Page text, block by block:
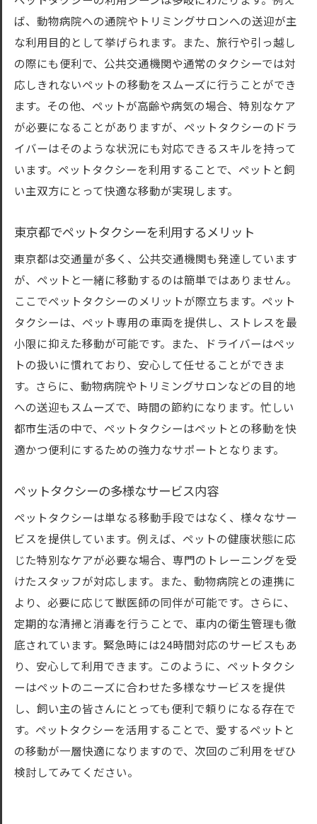
予約時に気をつけるべきポイント
スムーズな手配のための準備
予約時に伝えるべき情報と質問
突然の利用にも対応できるペットタクシー
ペットタクシー利用時の注意点東京都のペット
オーナー必見
ペットタクシー利用前に確認すべき事項
ペットの健康状態を事前にチェック
利用規約や約束事をしっかり確認
ペットタクシー利用後のフォローアップ
東京都のペットタクシーを利用して安心・安全
なペットとの移動を実現
安心して任せられるペットタクシーの選び
方
安全第一のペットタクシーサービスとは
ペットの健康維持とストレス軽減の重要性
ペットと楽しいお出かけをサポート
ば、動物病院への通院やトリミングサロンへの送迎が主
な利用目的として挙げられます。また、旅行や引っ越し
の際にも便利で、公共交通機関や通常のタクシーでは対
応しきれないペットの移動をスムーズに行うことができ
ます。その他、ペットが高齢や病気の場合、特別なケア
が必要になることがありますが、ペットタクシーのドラ
イバーはそのような状況にも対応できるスキルを持って
います。ペットタクシーを利用することで、ペットと飼
い主双方にとって快適な移動が実現します。
東京都でペットタクシーを利用するメリット
東京都は交通量が多く、公共交通機関も発達しています
が、ペットと一緒に移動するのは簡単ではありません。
ここでペットタクシーのメリットが際立ちます。ペット
タクシーは、ペット専用の車両を提供し、ストレスを最
小限に抑えた移動が可能です。また、ドライバーはペッ
トの扱いに慣れており、安心して任せることができま
す。さらに、動物病院やトリミングサロンなどの目的地
への送迎もスムーズで、時間の節約になります。忙しい
都市生活の中で、ペットタクシーはペットとの移動を快
適かつ便利にするための強力なサポートとなります。
ペットタクシーの多様なサービス内容
ペットタクシーは単なる移動手段ではなく、様々なサー
ビスを提供しています。例えば、ペットの健康状態に応
じた特別なケアが必要な場合、専門のトレーニングを受
けたスタッフが対応します。また、動物病院との連携に
より、必要に応じて獣医師の同伴が可能です。さらに、
定期的な清掃と消毒を行うことで、車内の衛生管理も徹
底されています。緊急時には24時間対応のサービスもあ
り、安心して利用できます。このように、ペットタクシ
ーはペットのニーズに合わせた多様なサービスを提供
し、飼い主の皆さんにとっても便利で頼りになる存在で
す。ペットタクシーを活用することで、愛するペットと
の移動が一層快適になりますので、次回のご利用をぜひ
検討してみてください。